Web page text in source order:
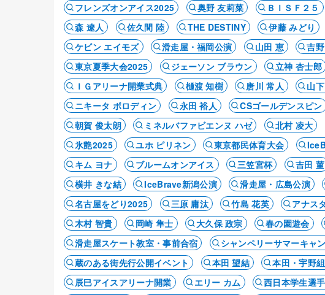
フレンズオンアイス2025
奥野 友莉菜 ＢＩＳＦ２５
森 遼人
佐久間 陸 THE DESTINY 伊藤 みどり
ケビン エイモズ
滑走屋・福岡公演 山田 恵 吉
東京夏季大会2025
ジェーソン ブラウン 立神 杏士郎
ＩＧアリーナ開業式典
樋渡 知樹 唐川 常人 山
ニキータ ボロディン
永田 裕人 CSゴールデンスピン
朝賀 俊太朗
ミネルバファビエンヌ ハゼ 北村 凌大
氷艶2025
ユホ ピリネン 東京都民体育大会
キム ヨナ
ブルームオンアイス 三笠宮杯 吉田 菫
横井 きな結
IceBrave新潟公演 滑走屋・広島公演
名古屋をどり2025
三原 庸汰 竹島 花英 アナス
木村 智貴
岡崎 隼士 大久保 政宗 春の園遊会
滑走屋スケート教室・事前合宿
シャンペリーサマーキャ
蔵のある街先行公開イベント
本田 望結 本田・宇野
辰巳アイスアリーナ開業
エリー カム 西日本学生選